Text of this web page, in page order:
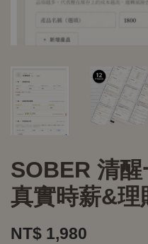
SOBER 清
真實時薪&理
NT$ 1,980